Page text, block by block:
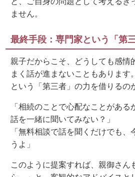
ません。
最終手段：専門家という「第
親子だからこそ、どうしても感情
まく話が進まないこともあります
という「第三者」の力を借りるの
「相続のことで心配なことがあ
話を一緒に聞いてみない？」
「無料相談で話を聞くだけでも
うよ」
このように提案すれば、親御さん